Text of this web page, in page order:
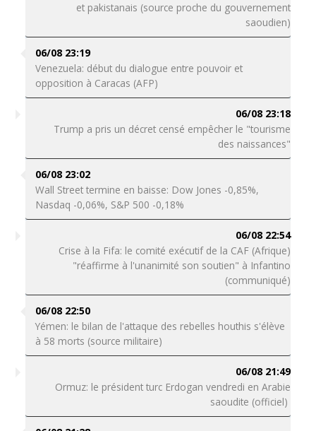
et pakistanais (source proche du gouvernement
saoudien)
06/08 23:19
Venezuela: début du dialogue entre pouvoir et
opposition à Caracas (AFP)
06/08 23:18
Trump a pris un décret censé empêcher le "tourisme
des naissances"
06/08 23:02
Wall Street termine en baisse: Dow Jones -0,85%,
Nasdaq -0,06%, S&P 500 -0,18%
06/08 22:54
Crise à la Fifa: le comité exécutif de la CAF (Afrique)
"réaffirme à l'unanimité son soutien" à Infantino
(communiqué)
06/08 22:50
Yémen: le bilan de l'attaque des rebelles houthis s'élève
à 58 morts (source militaire)
06/08 21:49
Ormuz: le président turc Erdogan vendredi en Arabie
saoudite (officiel)